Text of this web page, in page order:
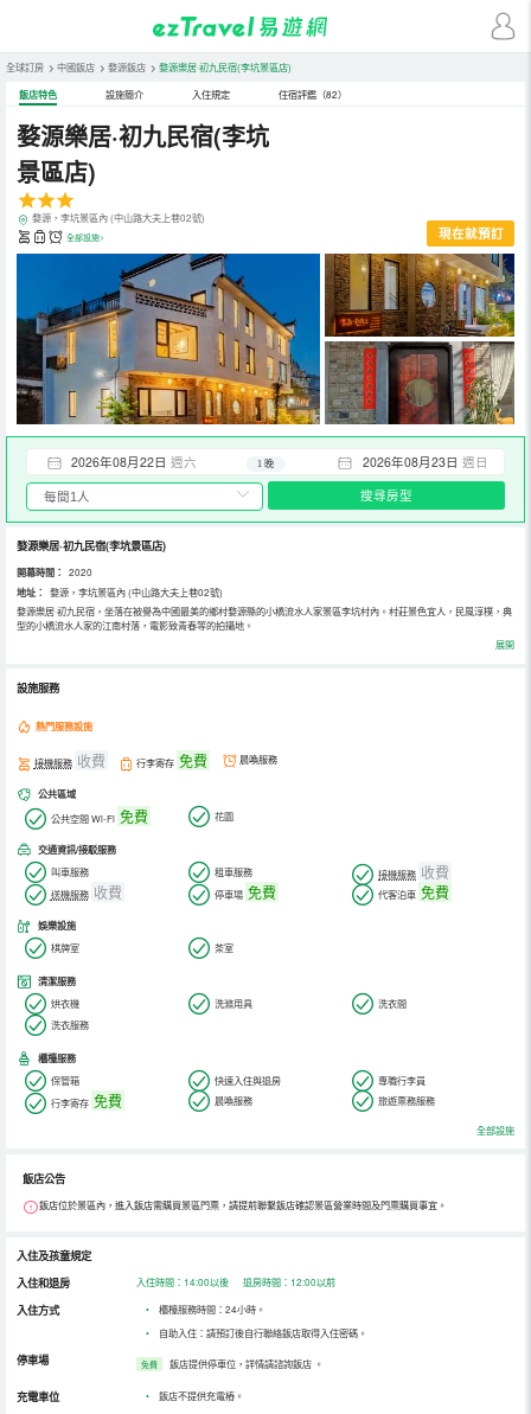
全球訂房 > 中國飯店 > 婺源飯店 > 婺源樂居·初九民宿(李坑景區店)
飯店特色 設施簡介 入住規定 住宿評鑑（82）
婺源樂居·初九民宿(李坑
景區店)
婺源，李坑景區內 (中山路大夫上巷02號)
全部設施> 現在就預訂
2026年08月22日 週六 2026年08月23日 週日
1 晚
搜尋房型
婺源樂居·初九民宿(李坑景區店)
開幕時間： 2020
地址：
婺源，李坑景區內 (中山路大夫上巷02號)
婺源樂居·初九民宿，坐落在被譽為中國最美的鄉村婺源縣的小橋流水人家景區李坑村內。村莊景色宜人，民風淳樸，典
型的小橋流水人家的江南村落，電影致青春等的拍攝地。
初九民宿一棟獨立的徽派房子，外觀古樸清雅。客房布置舒適通透，色調溫馨。設有七間風格佈局迥然不同的房型。落
陽光下發呆，呼吸純淨清新的空氣，讓時光停留在記憶里的美好一瞬間。
展開
設施服務
熱門服務設施
接機服務 收費 行李寄存 免費 晨喚服務
公共區域
公共空間 Wi-Fi 免費 花園
交通資訊/接駁服務
叫車服務 租車服務 接機服務 收費
送機服務 收費 停車場 免費 代客泊車 免費
娛樂設施
棋牌室 茶室
清潔服務
烘衣機 洗滌用具
洗衣間
洗衣服務
櫃檯服務
保管箱 快速入住與退房
專職行李員
行李寄存 免費 晨喚服務 旅遊票務服務
全部設施
飯店公告
飯店位於景區內，進入飯店需購買景區門票，請提前聯繫飯店確認景區營業時間及門票購買事宜。
入住及孩童規定
入住和退房
入住時間：14:00以後 退房時間：12:00以前
入住方式 •
櫃檯服務時間：24小時。
•
自助入住：請預訂後自行聯絡飯店取得入住密碼。
停車場 免費 飯店提供停車位，詳情請諮詢飯店 。
充電車位 • 飯店不提供充電樁。